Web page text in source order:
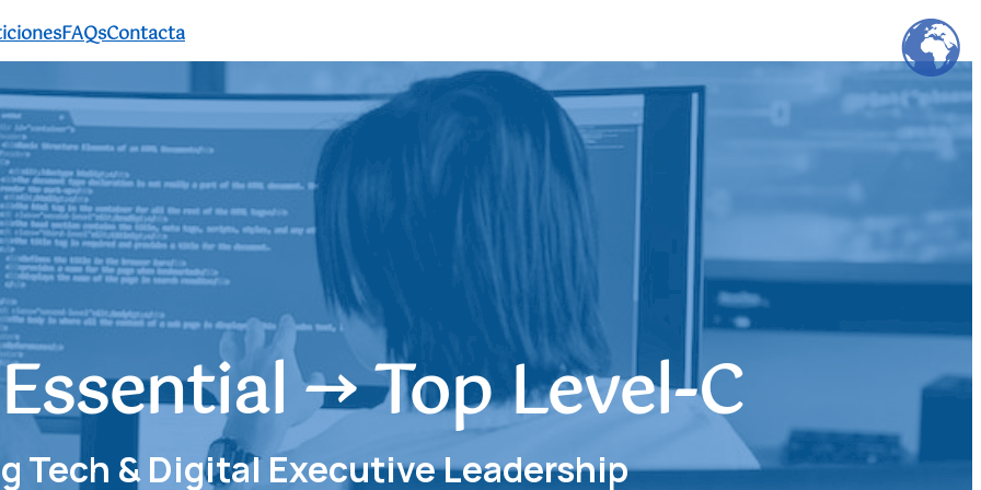
FAQsContacta
→ Top Level-C
Tech & Digital Executive Leadership